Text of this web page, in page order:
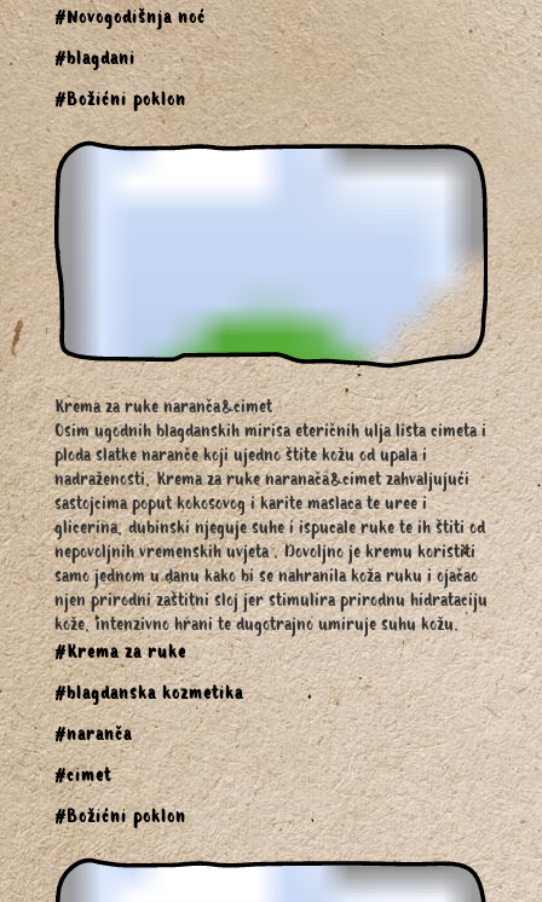
#Novogodišnja noć
#blagdani
#Božićni poklon
Krema za ruke naranča&cimet
Osim ugodnih blagdanskih mirisa eteričnih ulja lista cimeta i
ploda slatke naranče koji ujedno štite kožu od upala i
nadraženosti, Krema za ruke naranača&cimet zahvaljujući
sastojcima poput kokosovog i karite maslaca te uree i
glicerina, dubinski njeguje suhe i ispucale ruke te ih štiti od
nepovoljnih vremenskih uvjeta . Dovoljno je kremu koristiti
samo jednom u danu kako bi se nahranila koža ruku i ojačao
njen prirodni zaštitni sloj jer stimulira prirodnu hidrataciju
kože, intenzivno hrani te dugotrajno umiruje suhu kožu.
#Krema za ruke
#blagdanska kozmetika
#naranča
#cimet
#Božićni poklon